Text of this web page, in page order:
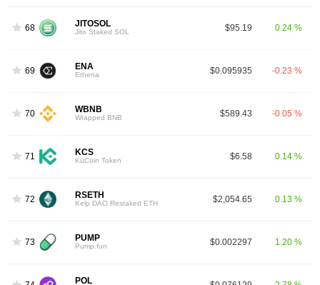
68 JITOSOL
Jito Staked SOL $95.19 0.24 %
69 ENA
Ethena $0.095935 -0.23 %
70 WBNB
Wrapped BNB $589.43 -0.05 %
71 KCS
KuCoin Token $6.58 0.14 %
72 RSETH
Kelp DAO Restaked ETH $2,054.65 0.13 %
73 PUMP
Pump.fun $0.002297 1.20 %
POL